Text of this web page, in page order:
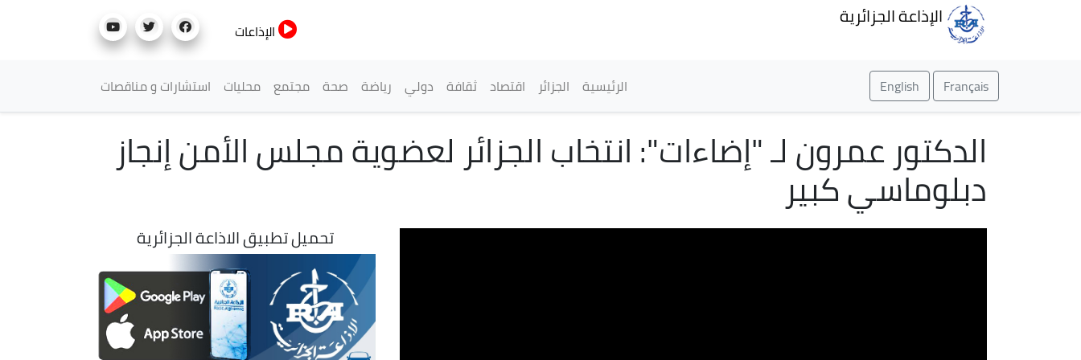
الإذاعة الجزائرية
الإذاعات
Français
English القائمة الرئيسية
الرئيسية الجزائر اقتصاد ثقافة دولي رياضة صحة مجتمع محليات استشارات و مناقصات
الدكتور عمرون لـ "إضاءات": انتخاب الجزائر لعضوية مجلس الأمن إنجاز
دبلوماسي كبير
تحميل تطبيق الاذاعة الجزائرية